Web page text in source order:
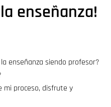
enseñanza!
enseñanza siendo profesor?
mi proceso, disfrute y